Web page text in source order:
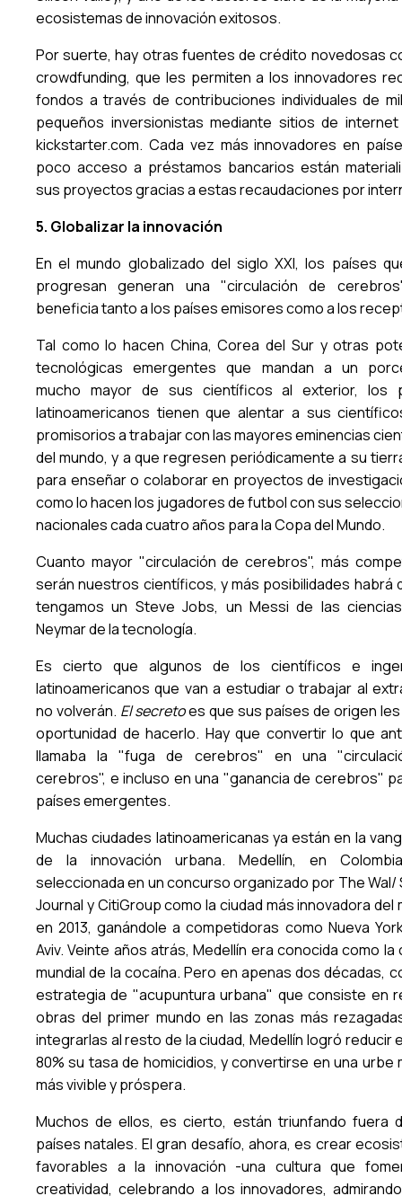
ecosistemas de innovación exitosos.
Por suerte, hay otras fuentes de crédito novedosas
crowdfunding, que les permiten a los innovadores
fondos a través de contribuciones individuales de
pequeños inversionistas mediante sitios de
kickstarter.com. Cada vez más innovadores en
poco acceso a préstamos bancarios están
sus proyectos gracias a estas recaudaciones por
5. Globalizar la innovación
En el mundo globalizado del siglo XXI, los países
progresan generan una "circulación de
beneficia tanto a los países emisores como a los
Tal como lo hacen China, Corea del Sur y otras
tecnológicas emergentes que mandan a un
mucho mayor de sus científicos al exterior, los
latinoamericanos tienen que alentar a sus
promisorios a trabajar con las mayores eminencias
del mundo, y a que regresen periódicamente a su
para enseñar o colaborar en proyectos de
como lo hacen los jugadores de futbol con sus
nacionales cada cuatro años para la Copa del Mundo.
Cuanto mayor "circulación de cerebros", más
serán nuestros científicos, y más posibilidades habrá
tengamos un Steve Jobs, un Messi de las
Neymar de la tecnología.
Es cierto que algunos de los científicos e
latinoamericanos que van a estudiar o trabajar al
no volverán. El secretoes que sus países de origen les
oportunidad de hacerlo. Hay que convertir lo que
llamaba la "fuga de cerebros" en una
cerebros", e incluso en una "ganancia de cerebros"
países emergentes.
Muchas ciudades latinoamericanas ya están en la
de la innovación urbana. Medellín, en
seleccionada en un concurso organizado por The
Journal y CitiGroup como la ciudad más innovadora del
en 2013, ganándole a competidoras como Nueva
Aviv. Veinte años atrás, Medellín era conocida como la
mundial de la cocaína. Pero en apenas dos décadas,
estrategia de "acupuntura urbana" que consiste en
obras del primer mundo en las zonas más
integrarlas al resto de la ciudad, Medellín logró reducir
80% su tasa de homicidios, y convertirse en una urbe
más vivible y próspera.
Muchos de ellos, es cierto, están triunfando fuera
países natales. El gran desafío, ahora, es crear
favorables a la innovación -una cultura que
creatividad, celebrando a los innovadores,